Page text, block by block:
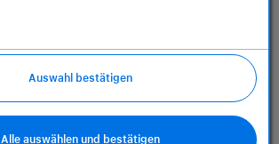
Auswahl bestätigen
Alle auswählen und bestätigen